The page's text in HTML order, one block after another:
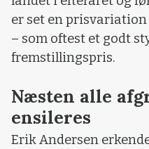
er set en prisvariation
– som oftest et godt
fremstillingspris.
Næsten alle
ensileres
Erik Andersen